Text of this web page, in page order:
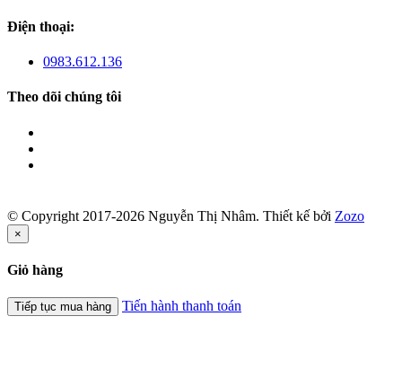
Điện thoại:
0983.612.136
Theo dõi chúng tôi
© Copyright 2017-2026 Nguyễn Thị Nhâm. Thiết kế bởi Zozo
×
Giỏ hàng
Tiếp tục mua hàng Tiến hành thanh toán